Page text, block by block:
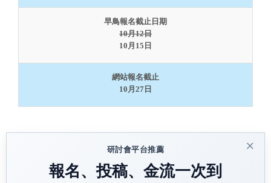
早鳥報名截止日期
10月12日
10月15日
網站報名截止
10月27日
×
研討會平台推薦
報名、投稿、金流一次到